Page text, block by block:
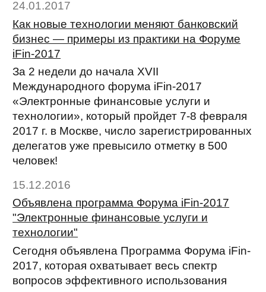
24.01.2017
Как новые технологии меняют банковский
бизнес — примеры из практики на Форуме
iFin-2017
За 2 недели до начала XVII
Международного форума iFin-2017
«Электронные финансовые услуги и
технологии», который пройдет 7-8 февраля
2017 г. в Москве, число зарегистрированных
делегатов уже превысило отметку в 500
человек!
15.12.2016
Объявлена программа Форума iFin-2017
"Электронные финансовые услуги и
технологии"
Сегодня объявлена Программа Форума iFin-
2017, которая охватывает весь спектр
вопросов эффективного использования